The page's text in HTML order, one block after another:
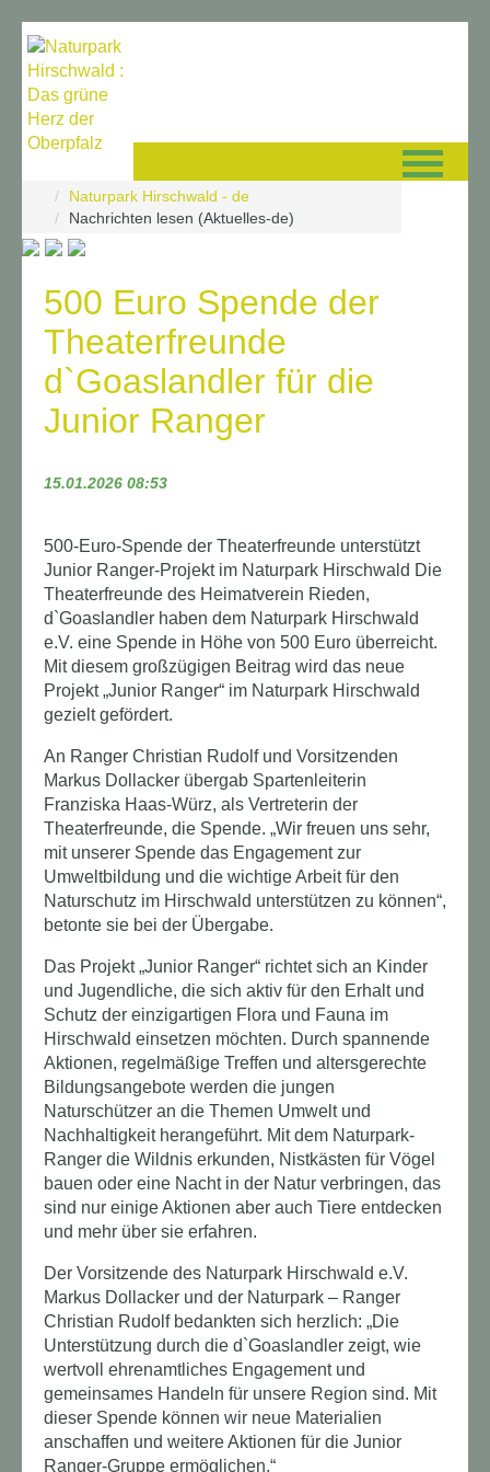
Navigation
überspringen
Naturpark Hirschwald - de
Nachrichten lesen (Aktuelles-de)
500 Euro Spende der
Theaterfreunde
d`Goaslandler für die
Junior Ranger
15.01.2026 08:53
500-Euro-Spende der Theaterfreunde unterstützt
Junior Ranger-Projekt im Naturpark Hirschwald Die
Theaterfreunde des Heimatverein Rieden,
d`Goaslandler haben dem Naturpark Hirschwald
e.V. eine Spende in Höhe von 500 Euro überreicht.
Mit diesem großzügigen Beitrag wird das neue
Projekt „Junior Ranger“ im Naturpark Hirschwald
gezielt gefördert.
An Ranger Christian Rudolf und Vorsitzenden
Markus Dollacker übergab Spartenleiterin
Franziska Haas-Würz, als Vertreterin der
Theaterfreunde, die Spende. „Wir freuen uns sehr,
mit unserer Spende das Engagement zur
Umweltbildung und die wichtige Arbeit für den
Naturschutz im Hirschwald unterstützen zu können“,
betonte sie bei der Übergabe.
Das Projekt „Junior Ranger“ richtet sich an Kinder
und Jugendliche, die sich aktiv für den Erhalt und
Schutz der einzigartigen Flora und Fauna im
Hirschwald einsetzen möchten. Durch spannende
Aktionen, regelmäßige Treffen und altersgerechte
Bildungsangebote werden die jungen
Naturschützer an die Themen Umwelt und
Nachhaltigkeit herangeführt. Mit dem Naturpark-
Ranger die Wildnis erkunden, Nistkästen für Vögel
bauen oder eine Nacht in der Natur verbringen, das
sind nur einige Aktionen aber auch Tiere entdecken
und mehr über sie erfahren.
Der Vorsitzende des Naturpark Hirschwald e.V.
Markus Dollacker und der Naturpark – Ranger
Christian Rudolf bedankten sich herzlich: „Die
Unterstützung durch die d`Goaslandler zeigt, wie
wertvoll ehrenamtliches Engagement und
gemeinsames Handeln für unsere Region sind. Mit
dieser Spende können wir neue Materialien
anschaffen und weitere Aktionen für die Junior
Ranger-Gruppe ermöglichen.“